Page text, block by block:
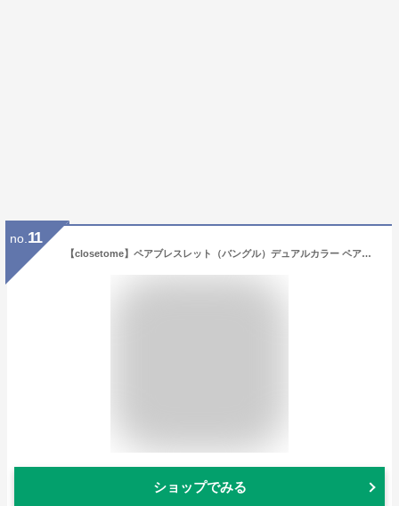
no. 11
【closetome】ペアブレスレット（バングル）デュアルカラー ペアバングル fromフレンチ・ラバーズ・コレクション【ペア（2本）セット価格】 刻印無料 20文字/1行まで 文字入れ 名入れ イニシャル ブランド プレゼント【コンビニ受取対応商品】
ショップでみる